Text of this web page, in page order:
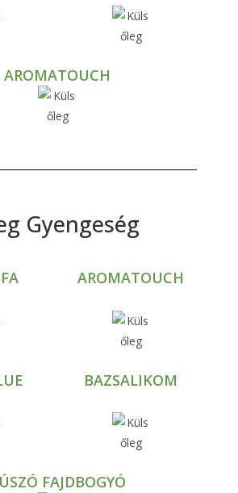
AROMATOUCH
Gyengeség
AROMATOUCH
BAZSALIKOM
FAJDBOGYÓ